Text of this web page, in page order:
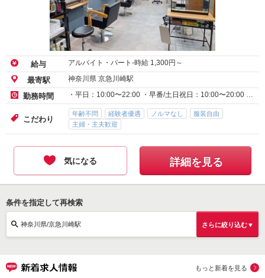
給与 アルバイト・パート-時給 1,300円～
最寄駅 神奈川県 京急川崎駅
勤務時間 ・平日：10:00〜22:00 ・早番/土日祝日：10:00〜20:00 …
こだわり
年齢不問 経験者優遇 ノルマなし
服装自由
主婦・主夫歓迎
気になる 詳細を見る
条件を指定して再検索
神奈川県/京急川崎駅 さらに絞り込む▼
もっと新着を見る